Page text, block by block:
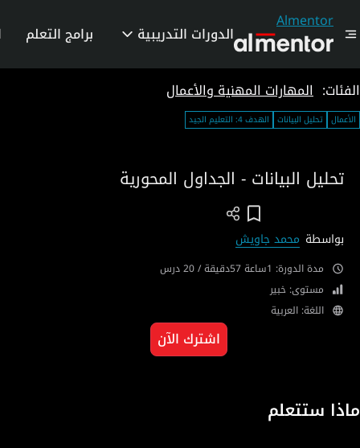
Almentor
الدورات التدريبية برامج التعلم
الفئات: المهارات المهنية والأعمال
الأعمال تحليل البيانات الهدف 4: التعليم الجيد
تحليل البيانات - الجداول المحورية
بواسطة محمد جاويش
مدة الدورة: 1ساعة 57دقيقة / 20 درس
مستوى: خبير
اللغة: العربية
اشترك الآن
ماذا ستتعلم